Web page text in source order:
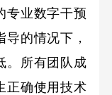
专业数字干预
的情况下，
。所有团队成
正确使用技术